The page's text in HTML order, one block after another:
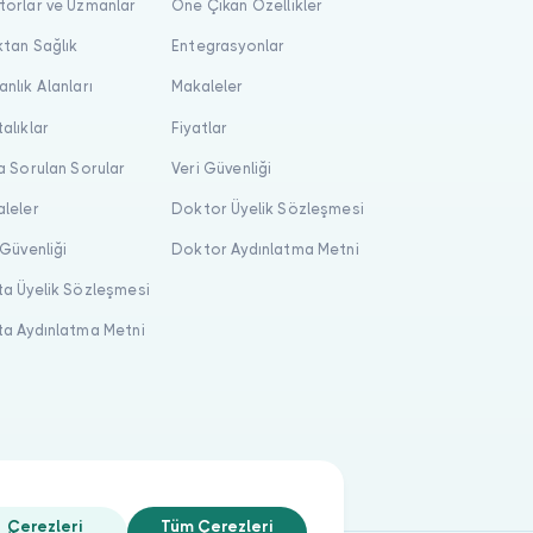
Çerezleri
Tüm Çerezleri
ve Uzmanlar
Sağlık
Alanları
Sorulan Sorular
Üyelik Sözleşmesi
Aydınlatma Metni
Öne Çıkan Özellikler
Entegrasyonlar
Makaleler
Fiyatlar
Veri Güvenliği
Doktor Üyelik Sözleşmesi
Doktor Aydınlatma Metni